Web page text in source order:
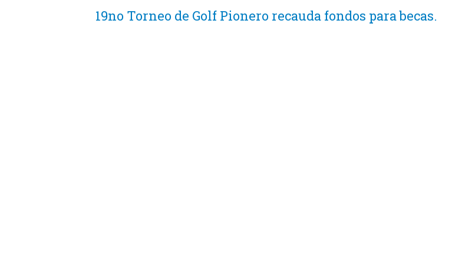
19no Torneo de Golf Pionero recauda fondos para becas.